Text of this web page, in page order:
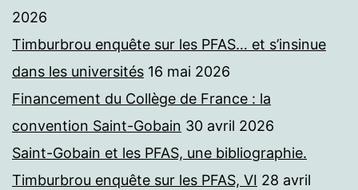
2026
Timburbrou enquête sur les PFAS… et s’insinue
dans les universités 16 mai 2026
Financement du Collège de France : la
convention Saint-Gobain 30 avril 2026
Saint-Gobain et les PFAS, une bibliographie.
Timburbrou enquête sur les PFAS, VI 28 avril